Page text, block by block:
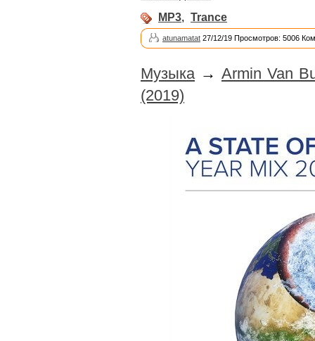
MP3, Trance
atunamatat 27/12/19 Просмотров: 5006
Музыка→ Armin Van
(2019)